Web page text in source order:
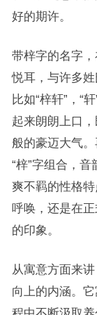
好的期许。
带梓字的名字
悦耳，与许多姓
比如“梓轩”，“
起来朗朗上口
般的豪迈大气。
“梓”字组合，
爽不羁的性格
呼唤，还是在
的印象。
从寓意方面来
向上的内涵。